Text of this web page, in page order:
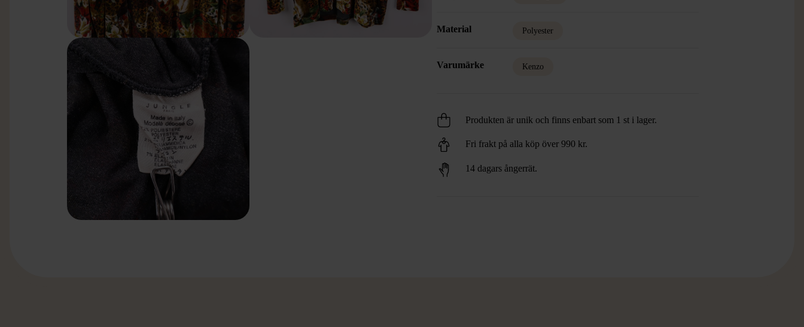
Material Polyester
Varumärke Kenzo
Produkten är unik och finns enbart som 1 st i lager.
Fri frakt på alla köp över 990 kr.
14 dagars ångerrät.